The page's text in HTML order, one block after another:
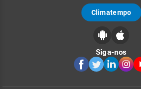
Climatempo
Siga-nos